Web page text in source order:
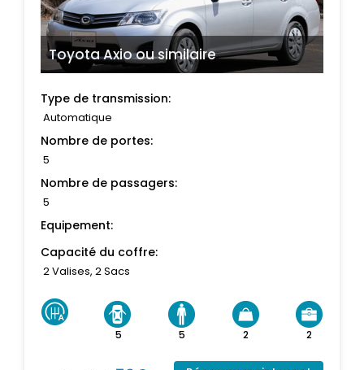
Toyota Axioou similaire
Type de transmission:
Automatique
Nombre de portes:
5
Nombre de passagers:
5
Equipement:
Capacité du coffre:
2 Valises, 2 Sacs
5 5 2 2